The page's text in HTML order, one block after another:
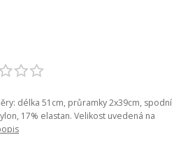
délka 51cm, průramky 2x39cm, spodní
17% elastan. Velikost uvedená na